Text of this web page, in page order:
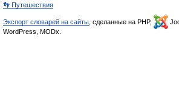
👣 Путешествия
Экспорт словарей на сайты , сделанные на PHP,
WordPress, MODx.